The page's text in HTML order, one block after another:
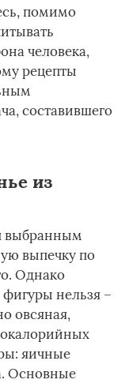
помимо
человека,
рецепты
составившего
из
выбранным
выпечку по
Однако
нельзя –
овсяная,
яичные
Основные